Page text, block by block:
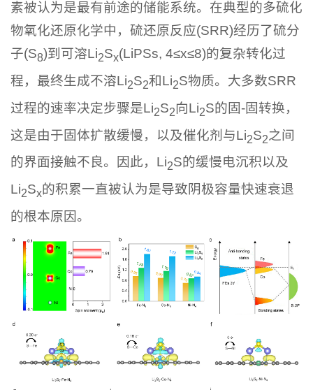
素被认为是最有前途的储能系统。在典型的多硫化
物氧化还原化学中，硫还原反应(SRR)经历了硫分
子(S8)到可溶Li2Sx(LiPSs, 4≤x≤8)的复杂转化过
程，最终生成不溶Li2S2和Li2S物质。大多数SRR
过程的速率决定步骤是Li2S2向Li2S的固-固转换，
这是由于固体扩散缓慢，以及催化剂与Li2S2之间
的界面接触不良。因此，Li2S的缓慢电沉积以及
Li2Sx的积累一直被认为是导致阴极容量快速衰退
的根本原因。